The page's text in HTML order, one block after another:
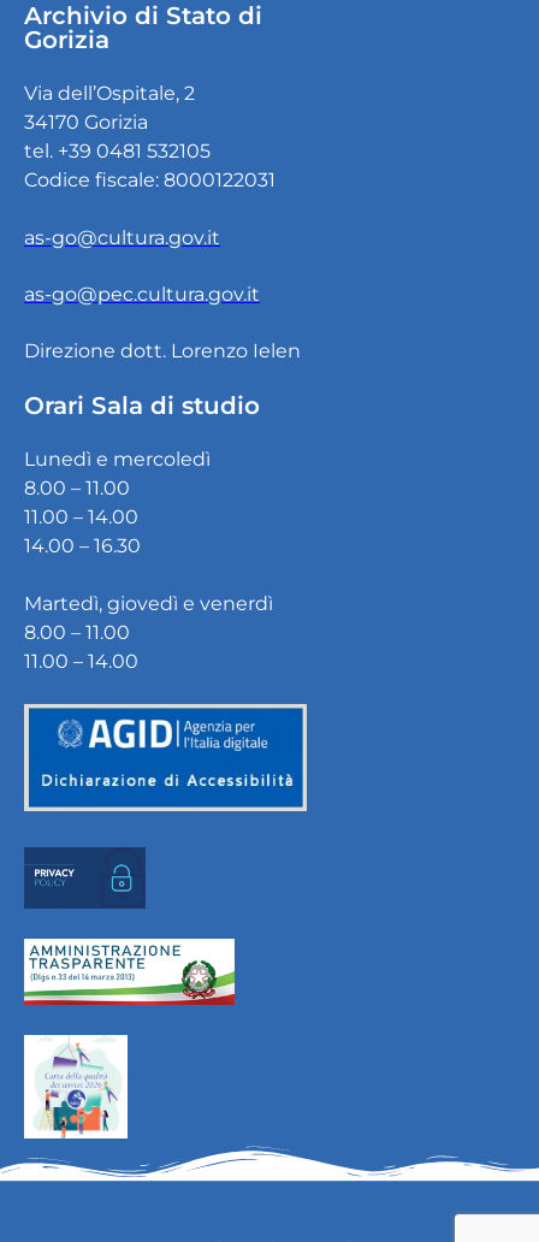
Archivio di Stato di
Gorizia
Via dell’Ospitale, 2
34170 Gorizia
tel. +39 0481 532105
Codice fiscale: 8000122031
as-go@cultura.gov.it
as-go@pec.cultura.gov.it
Direzione dott. Lorenzo Ielen
Orari Sala di studio
Lunedì e mercoledì
8.00 – 11.00
11.00 – 14.00
14.00 – 16.30
Martedì, giovedì e venerdì
8.00 – 11.00
11.00 – 14.00